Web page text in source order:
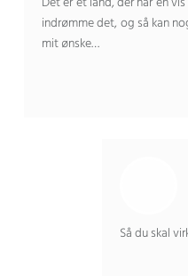
indrømme det, og så kan
mit ønske…
Så du skal